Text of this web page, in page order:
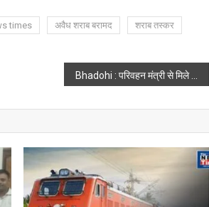
times अवैध शराब बरामद
शराब तस्कर
Bhadohi : परिवहन मंत्री से मिले भदोहीं सांसद, गंगा नदी पर पक्के पुल निर्माण के लिए दिया पत्रक